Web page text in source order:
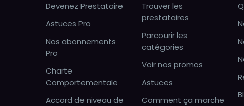
Devenez Prestataire
Astuces Pro
Nos abonnements
Pro
Charte
Comportementale
Accord de niveau de
Trouver les
prestataires
Parcourir les
catégories
Voir nos promos
Astuces
Comment ça marche